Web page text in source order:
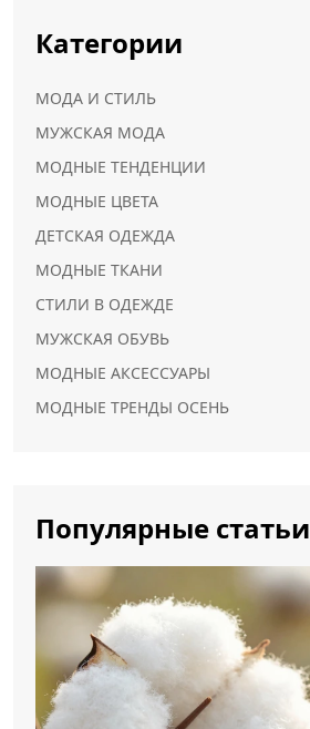
Категории
МОДА И СТИЛЬ
МУЖСКАЯ МОДА
МОДНЫЕ ТЕНДЕНЦИИ
МОДНЫЕ ЦВЕТА
ДЕТСКАЯ ОДЕЖДА
МОДНЫЕ ТКАНИ
СТИЛИ В ОДЕЖДЕ
МУЖСКАЯ ОБУВЬ
МОДНЫЕ АКСЕССУАРЫ
МОДНЫЕ ТРЕНДЫ ОСЕНЬ
Популярные статьи